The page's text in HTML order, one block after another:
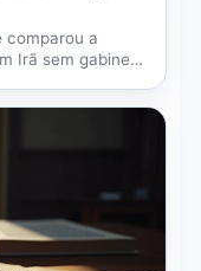
comparou a
Irã sem gabinete